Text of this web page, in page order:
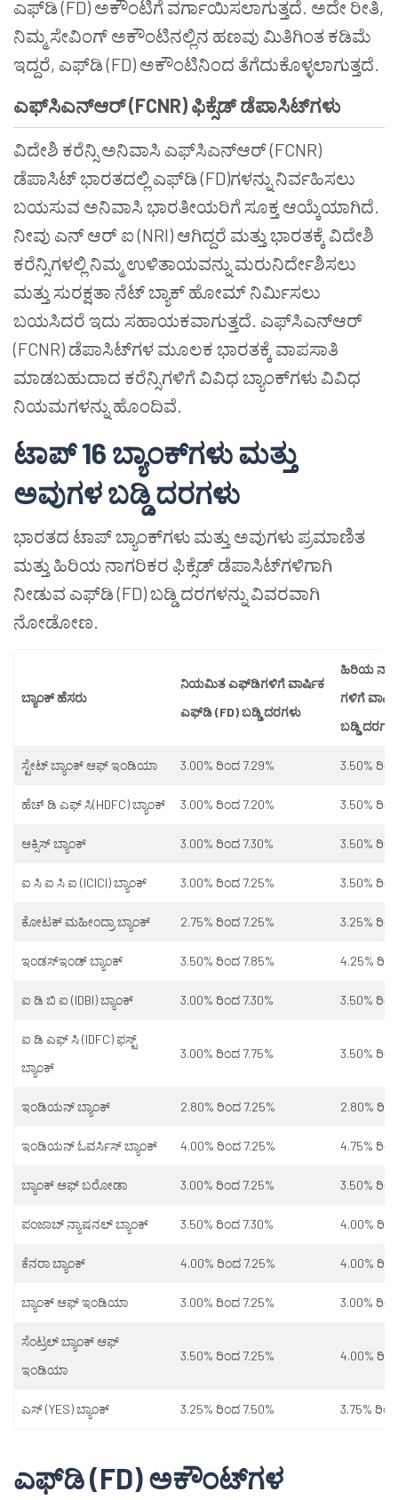
ಎಫ್‌ಡಿ (FD) ಅಕೌಂಟಿಗೆ ವರ್ಗಾಯಿಸಲಾಗುತ್ತದೆ. ಅದೇ ರೀತಿ,
ನಿಮ್ಮ ಸೇವಿಂಗ್ ಅಕೌಂಟಿನಲ್ಲಿನ ಹಣವು ಮಿತಿಗಿಂತ ಕಡಿಮೆ
ಇದ್ದರೆ, ಎಫ್‌ಡಿ (FD) ಅಕೌಂಟಿನಿಂದ ತೆಗೆದುಕೊಳ್ಳಲಾಗುತ್ತದೆ.
ಎಫ್‌ಸಿಎನ್ಆರ್ (FCNR) ಫಿಕ್ಸೆಡ್ ಡೆಪಾಸಿಟ್‌ಗಳು
ವಿದೇಶಿ ಕರೆನ್ಸಿ ಅನಿವಾಸಿ ಎಫ್‌ಸಿಎನ್ಆರ್ (FCNR)
ಡೆಪಾಸಿಟ್ ಭಾರತದಲ್ಲಿ ಎಫ್‌ಡಿ (FD)ಗಳನ್ನು ನಿರ್ವಹಿಸಲು
ಬಯಸುವ ಅನಿವಾಸಿ ಭಾರತೀಯರಿಗೆ ಸೂಕ್ತ ಆಯ್ಕೆಯಾಗಿದೆ.
ನೀವು ಎನ್ ಆರ್ ಐ (NRI) ಆಗಿದ್ದರೆ ಮತ್ತು ಭಾರತಕ್ಕೆ ವಿದೇಶಿ
ಕರೆನ್ಸಿಗಳಲ್ಲಿ ನಿಮ್ಮ ಉಳಿತಾಯವನ್ನು ಮರುನಿರ್ದೇಶಿಸಲು
ಮತ್ತು ಸುರಕ್ಷತಾ ನೆಟ್ ಬ್ಯಾಕ್ ಹೋಮ್ ನಿರ್ಮಿಸಲು
ಬಯಸಿದರೆ ಇದು ಸಹಾಯಕವಾಗುತ್ತದೆ. ಎಫ್‌ಸಿಎನ್ಆರ್
(FCNR) ಡೆಪಾಸಿಟ್‌ಗಳ ಮೂಲಕ ಭಾರತಕ್ಕೆ ವಾಪಸಾತಿ
ಮಾಡಬಹುದಾದ ಕರೆನ್ಸಿಗಳಿಗೆ ವಿವಿಧ ಬ್ಯಾಂಕ್‌ಗಳು ವಿವಿಧ
ನಿಯಮಗಳನ್ನು ಹೊಂದಿವೆ.
ಟಾಪ್ 16 ಬ್ಯಾಂಕ್‌ಗಳು ಮತ್ತು
ಅವುಗಳ ಬಡ್ಡಿ ದರಗಳು
ಭಾರತದ ಟಾಪ್ ಬ್ಯಾಂಕ್‌ಗಳು ಮತ್ತು ಅವುಗಳು ಪ್ರಮಾಣಿತ
ಮತ್ತು ಹಿರಿಯ ನಾಗರಿಕರ ಫಿಕ್ಸೆಡ್ ಡೆಪಾಸಿಟ್‌ಗಳಿಗಾಗಿ
ನೀಡುವ ಎಫ್‌ಡಿ (FD) ಬಡ್ಡಿ ದರಗಳನ್ನು ವಿವರವಾಗಿ
ನೋಡೋಣ.
ಬ್ಯಾಂಕ್ ಹೆಸರು
ನಿಯಮಿತ ಎಫ್‌ಡಿಗಳಿಗೆ ವಾರ್ಷಿಕ
ಎಫ್‌ಡಿ (FD) ಬಡ್ಡಿ ದರಗಳು
ಹಿರಿಯ
ಗಳಿಗೆ
ಬಡ್ಡಿ
ಸ್ಟೇಟ್ ಬ್ಯಾಂಕ್ ಆಫ್ ಇಂಡಿಯಾ 3.00% ರಿಂದ 7.29% 3.50%
ಹೆಚ್ ಡಿ ಎಫ್ ಸಿ(HDFC) ಬ್ಯಾಂಕ್ 3.00% ರಿಂದ 7.20% 3.50%
ಆಕ್ಸಿಸ್ ಬ್ಯಾಂಕ್ 3.00% ರಿಂದ 7.30% 3.50%
ಐ ಸಿ ಐ ಸಿ ಐ (ICICI) ಬ್ಯಾಂಕ್ 3.00% ರಿಂದ 7.25% 3.50%
ಕೋಟಕ್ ಮಹೀಂದ್ರಾ ಬ್ಯಾಂಕ್ 2.75% ರಿಂದ 7.25% 3.25%
ಇಂಡಸ್ಇಂಡ್ ಬ್ಯಾಂಕ್ 3.50% ರಿಂದ 7.85% 4.25%
ಐ ಡಿ ಬಿ ಐ (IDBI) ಬ್ಯಾಂಕ್ 3.00% ರಿಂದ 7.30% 3.50%
ಐ ಡಿ ಎಫ್ ಸಿ (IDFC) ಫಸ್ಟ್
ಬ್ಯಾಂಕ್
3.00% ರಿಂದ 7.75% 3.50%
ಇಂಡಿಯನ್ ಬ್ಯಾಂಕ್ 2.80% ರಿಂದ 7.25% 2.80%
ಇಂಡಿಯನ್ ಓವರ್ಸಿಸ್ ಬ್ಯಾಂಕ್ 4.00% ರಿಂದ 7.25% 4.75%
ಬ್ಯಾಂಕ್ ಆಫ್ ಬರೋಡಾ 3.00% ರಿಂದ 7.25% 3.50%
ಪಂಜಾಬ್ ನ್ಯಾಷನಲ್ ಬ್ಯಾಂಕ್ 3.50% ರಿಂದ 7.30% 4.00%
ಕೆನರಾ ಬ್ಯಾಂಕ್ 4.00% ರಿಂದ 7.25% 4.00%
ಬ್ಯಾಂಕ್ ಆಫ್ ಇಂಡಿಯಾ 3.00% ರಿಂದ 7.25% 3.00%
ಸೆಂಟ್ರಲ್ ಬ್ಯಾಂಕ್ ಆಫ್
ಇಂಡಿಯಾ
3.50% ರಿಂದ 7.25% 4.00%
ಎಸ್ (YES) ಬ್ಯಾಂಕ್ 3.25% ರಿಂದ 7.50% 3.75%
ಎಫ್‌ಡಿ (FD) ಅಕೌಂಟ್‌ಗಳ